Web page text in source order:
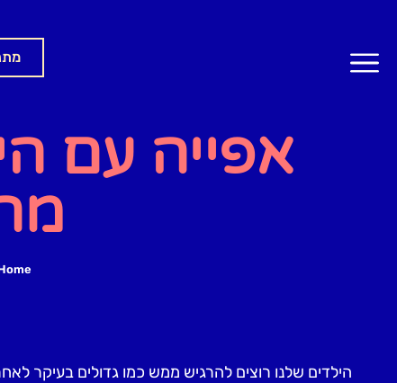
אפייה עם
הילדים שלנו רוצים להרגיש ממש כמו גדולים בעיקר